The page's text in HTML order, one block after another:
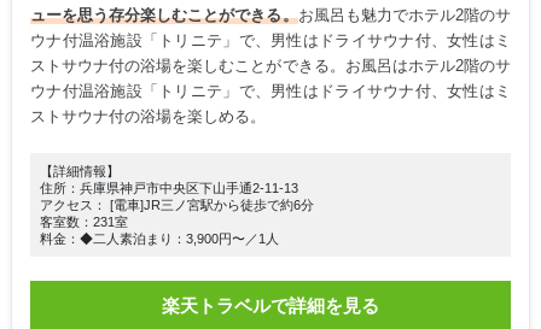
ューを思う存分楽しむことができる。お風呂も魅力でホテル2階のサ
ウナ付温浴施設「トリニテ」で、男性はドライサウナ付、女性はミ
ストサウナ付の浴場を楽しむことができる。お風呂はホテル2階のサ
ウナ付温浴施設「トリニテ」で、男性はドライサウナ付、女性はミ
ストサウナ付の浴場を楽しめる。
【詳細情報】
住所：兵庫県神戸市中央区下山手通2-11-13
アクセス： [電車]JR三ノ宮駅から徒歩で約6分
客室数：231室
料金：◆二人素泊まり：3,900円〜／1人
楽天トラベルで詳細を見る